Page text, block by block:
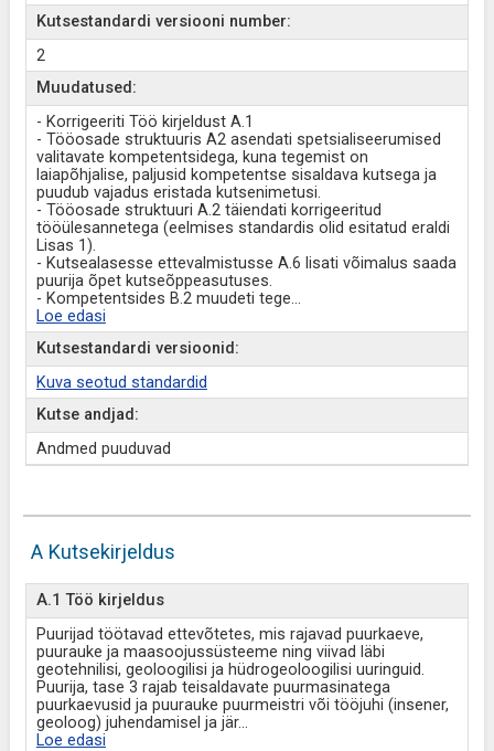
Kutsestandardi versiooni number:
2
Muudatused:
- Korrigeeriti Töö kirjeldust A.1
- Tööosade struktuuris A2 asendati spetsialiseerumised
valitavate kompetentsidega, kuna tegemist on
laiapõhjalise, paljusid kompetentse sisaldava kutsega ja
puudub vajadus eristada kutsenimetusi.
- Tööosade struktuuri A.2 täiendati korrigeeritud
tööülesannetega (eelmises standardis olid esitatud eraldi
Lisas 1).
- Kutsealasesse ettevalmistusse A.6 lisati võimalus saada
puurija õpet kutseõppeasutuses.
- Kompetentsides B.2 muudeti tege...
Loe edasi
Kutsestandardi versioonid:
Kuva seotud standardid
Kutse andjad:
Andmed puuduvad
A Kutsekirjeldus
A.1 Töö kirjeldus
Puurijad töötavad ettevõtetes, mis rajavad puurkaeve,
puurauke ja maasoojussüsteeme ning viivad läbi
geotehnilisi, geoloogilisi ja hüdrogeoloogilisi uuringuid.
Puurija, tase 3 rajab teisaldavate puurmasinatega
puurkaevusid ja puurauke puurmeistri või tööjuhi (insener,
geoloog) juhendamisel ja jär...
Loe edasi